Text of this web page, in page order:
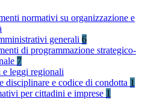
normativi su organizzazione e
generali 6
di programmazione strategico-
7
e leggi regionali
disciplinare e codice di condotta 1
per cittadini e imprese 1